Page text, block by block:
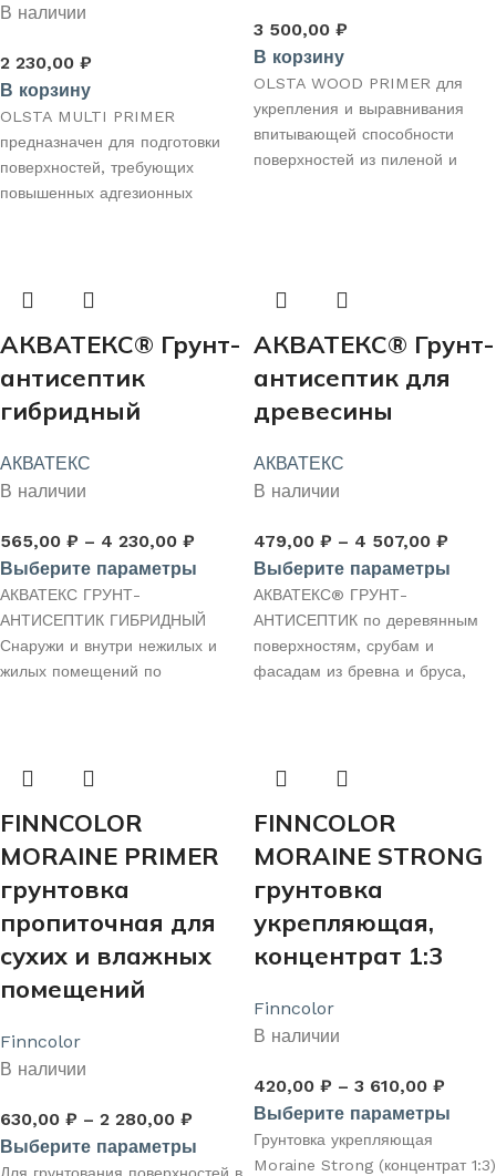
их выделение на поверхности и
предотвращает связанное с
этим изменение цвета
декоративного покрытия.
В наличии
2 230,00 ₽
В корзину
OLSTA MULTI PRIMER
предназначен для подготовки
поверхностей, требующих
повышенных адгезионных
3 500,00 ₽
В корзину
OLSTA WOOD PRIMER для
укрепления и выравнивания
впитывающей способности
поверхностей из пиленой и
АКВАТЕКС® Грунт-
антисептик
гибридный
АКВАТЕКС
В наличии
565,00 ₽ – 4 230,00 ₽
Выберите параметры
АКВАТЕКС ГРУНТ-
АНТИСЕПТИК ГИБРИДНЫЙ
Снаружи и внутри нежилых и
жилых помещений по
АКВАТЕКС® Грунт-
антисептик для
древесины
АКВАТЕКС
В наличии
479,00 ₽ – 4 507,00 ₽
Выберите параметры
АКВАТЕКС® ГРУНТ-
АНТИСЕПТИК по деревянным
поверхностям, срубам и
фасадам из бревна и бруса,
FINNCOLOR
MORAINE PRIMER
грунтовка
пропиточная для
сухих и влажных
помещений
Finncolor
В наличии
630,00 ₽ – 2 280,00 ₽
Выберите параметры
FINNCOLOR
MORAINE STRONG
грунтовка
укрепляющая,
концентрат 1:3
Finncolor
В наличии
420,00 ₽ – 3 610,00 ₽
Выберите параметры
Грунтовка укрепляющая
Moraine Strong (концентрат 1:3)